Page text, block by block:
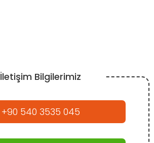
İletişim Bilgilerimiz
+90 540 3535 045